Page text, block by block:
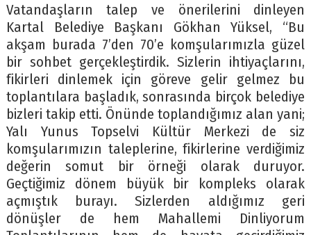
Vatandaşların talep ve önerilerini dinleyen
Kartal Belediye Başkanı Gökhan Yüksel, “Bu
akşam burada 7’den 70’e komşularımızla güzel
bir sohbet gerçekleştirdik. Sizlerin ihtiyaçlarını,
fikirleri dinlemek için göreve gelir gelmez bu
toplantılara başladık, sonrasında birçok belediye
bizleri takip etti. Önünde toplandığımız alan yani;
Yalı Yunus Topselvi Kültür Merkezi de siz
komşularımızın taleplerine, fikirlerine verdiğimiz
değerin somut bir örneği olarak duruyor.
Geçtiğimiz dönem büyük bir kompleks olarak
açmıştık burayı. Sizlerden aldığımız geri
dönüşler de hem Mahallemi Dinliyorum